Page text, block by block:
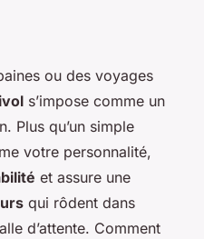
sac à dos
et
se faire
7 min de lecture
ou des voyages
s’impose comme un
Plus qu’un simple
votre personnalité,
et assure une
qui rôdent dans
d’attente. Comment